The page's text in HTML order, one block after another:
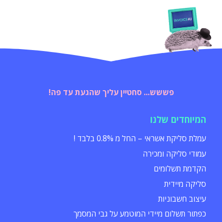
פששש... סחטיין עליך שהגעת עד פה!
המיוחדים שלנו
עמלת סליקת אשראי – החל מ 0.8% בלבד !
עמודי סליקה ומכירה
הקדמת תשלומים
סליקה מיידית
עיצוב חשבוניות
כפתור תשלום מיידי המוטמע על גבי המסמך